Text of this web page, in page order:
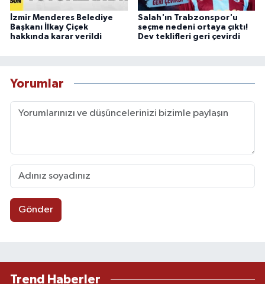
İzmir Menderes Belediye
Başkanı İlkay Çiçek
hakkında karar verildi
Salah'ın Trabzonspor'u
seçme nedeni ortaya çıktı!
Dev teklifleri geri çevirdi
Yorumlar
Gönder
Trend Haberler